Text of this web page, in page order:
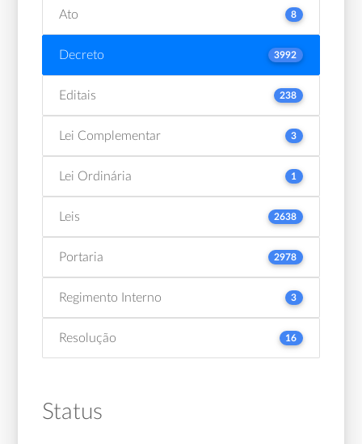
Ato 8
Decreto 3992
Editais 238
Lei Complementar 3
Lei Ordinária 1
Leis 2638
Portaria 2978
Regimento Interno 3
Resolução 16
Status